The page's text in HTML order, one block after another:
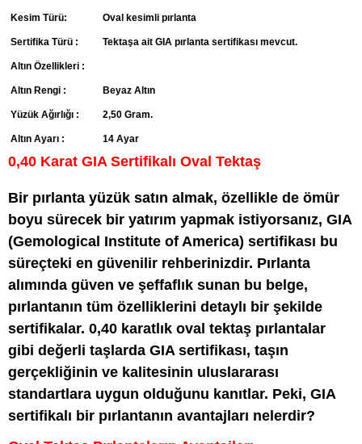
Kesim Türü: Oval kesimli pırlanta
Sertifika Türü : Tektaşa ait GIA pırlanta sertifikası mevcut.
Altın Özellikleri :
Altın Rengi : Beyaz Altın
Yüzük Ağırlığı : 2,50 Gram.
Altın Ayarı : 14 Ayar
0,40 Karat GIA Sertifikalı Oval Tektaş
Bir pırlanta yüzük satın almak, özellikle de ömür
boyu sürecek bir yatırım yapmak istiyorsanız, GIA
(Gemological Institute of America) sertifikası bu
süreçteki en güvenilir rehberinizdir. Pırlanta
alımında güven ve şeffaflık sunan bu belge,
pırlantanın tüm özelliklerini detaylı bir şekilde
sertifikalar. 0,40 karatlık oval tektaş pırlantalar
gibi değerli taşlarda GIA sertifikası, taşın
gerçekliğinin ve kalitesinin uluslararası
standartlara uygun olduğunu kanıtlar. Peki, GIA
sertifikalı bir pırlantanın avantajları nelerdir?